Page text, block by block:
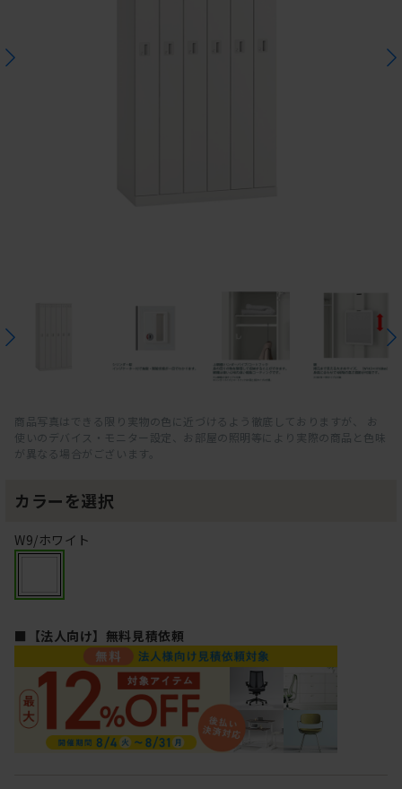
商品写真はできる限り実物の色に近づけるよう徹底しておりますが、 お
使いのデバイス・モニター設定、お部屋の照明等により実際の商品と色味
が異なる場合がございます。
カラーを選択
W9/ホワイト
■【法人向け】無料見積依頼